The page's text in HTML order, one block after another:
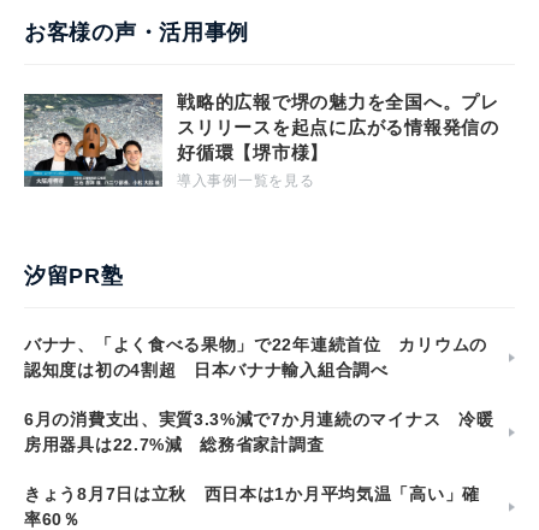
お客様の声・活用事例
戦略的広報で堺の魅力を全国へ。プレ
スリリースを起点に広がる情報発信の
好循環【堺市様】
導入事例一覧を見る
汐留PR塾
バナナ、「よく食べる果物」で22年連続首位 カリウムの
認知度は初の4割超 日本バナナ輸入組合調べ
6月の消費支出、実質3.3%減で7か月連続のマイナス 冷暖
房用器具は22.7%減 総務省家計調査
きょう8月7日は立秋 西日本は1か月平均気温「高い」確
率60％